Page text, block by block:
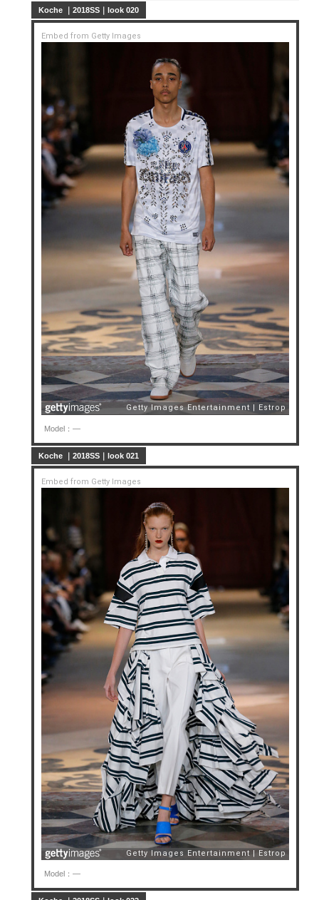
Koche ｜2018SS｜look 020
Embed from Getty Images
Model：—
Koche ｜2018SS｜look 021
Embed from Getty Images
Model：—